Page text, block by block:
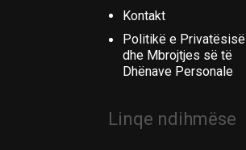
Kontakt
Politikë e Privatësisë
dhe Mbrojtjes së të
Dhënave Personale
Linqe ndihmëse